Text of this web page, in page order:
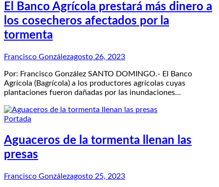
El Banco Agrícola prestará más dinero a
los cosecheros afectados por la
tormenta
Francisco Gonzálezagosto 26, 2023
Por: Francisco González SANTO DOMINGO.- El Banco
Agrícola (Bagrícola) a los productores agrícolas cuyas
plantaciones fueron dañadas por las inundaciones…
Portada
Aguaceros de la tormenta llenan las
presas
Francisco Gonzálezagosto 25, 2023